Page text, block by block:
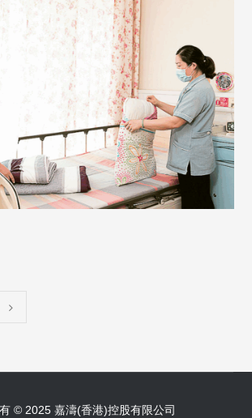
© 2025 嘉濤(香港)控股有限公司